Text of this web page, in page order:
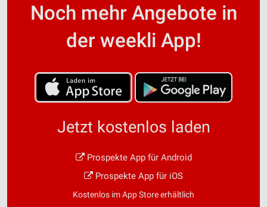
Noch mehr Angebote in
der weekli App!
Jetzt kostenlos laden
Prospekte App für Android
Prospekte App für iOS
Kostenlos im App Store erhältlich